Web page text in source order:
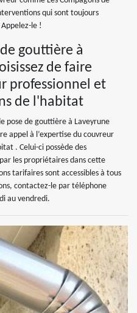
qui sont toujours
le !
gouttière à
de faire
professionnel et
de l'habitat
pose de gouttière à Laveyrune
appel à l’expertise du couvreur
. Celui-ci possède des
les propriétaires dans cette
tarifaires sont accessibles à tous
contactez-le par téléphone
au vendredi.